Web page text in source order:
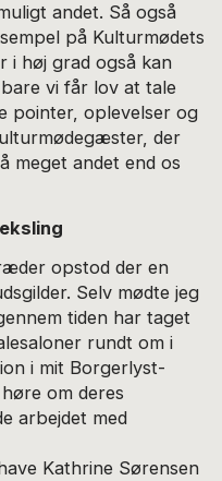
andet. Så også
på Kulturmødets
i høj grad også kan
vi får lov at tale
pointer, oplevelser og
der
meget andet end os
opstod der en
Selv mødte jeg
tiden har taget
rundt om i
i mit Borgerlyst-
om deres
arbejdet med
Kathrine Sørensen